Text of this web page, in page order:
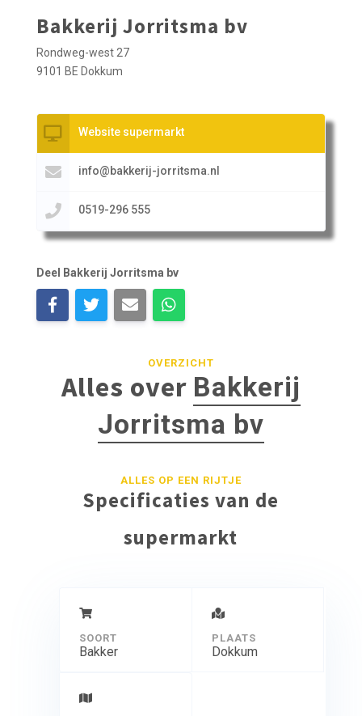
Bakkerij Jorritsma bv
Rondweg-west 27
9101 BE Dokkum
Website supermarkt
info@bakkerij-jorritsma.nl
0519-296 555
Deel Bakkerij Jorritsma bv
OVERZICHT
Alles over Bakkerij
Jorritsma bv
ALLES OP EEN RIJTJE
Specificaties van de
supermarkt
SOORT
Bakker
PLAATS
Dokkum